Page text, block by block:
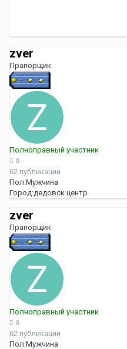
zver
Прапорщик
Полноправный участник
0
62 публикации
Пол:Мужчина
Город:дедовск центр
zver
Прапорщик
Полноправный участник
0
62 публикации
Пол:Мужчина